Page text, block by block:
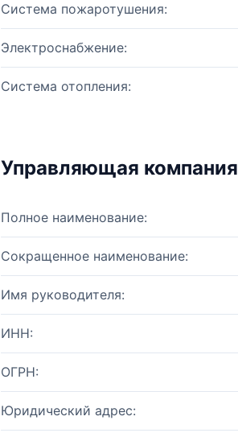
Система пожаротушения:
Электроснабжение:
Система отопления:
Управляющая компания
Полное наименование:
Сокращенное наименование:
Имя руководителя:
ИНН:
ОГРН:
Юридический адрес: